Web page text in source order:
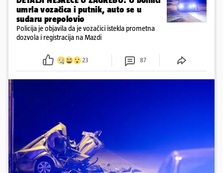
umrla vozačica i putnik, auto se u
sudaru prepolovio
Policija je objavila da je vozačici istekla prometna
dozvola i registracija na Mazdi
23 87